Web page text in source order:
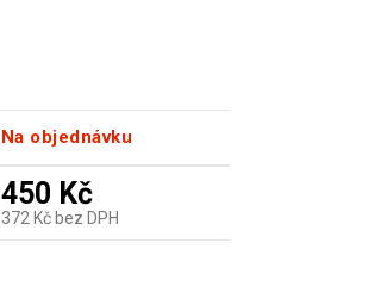
Na objednávku
450 Kč
372 Kč bez DPH